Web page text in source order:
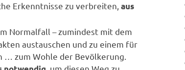
Erkenntnisse zu verbreiten,aus
Normalfall – zumindest mit dem
austauschen und zu einem für
zum Wohle der Bevölkerung.